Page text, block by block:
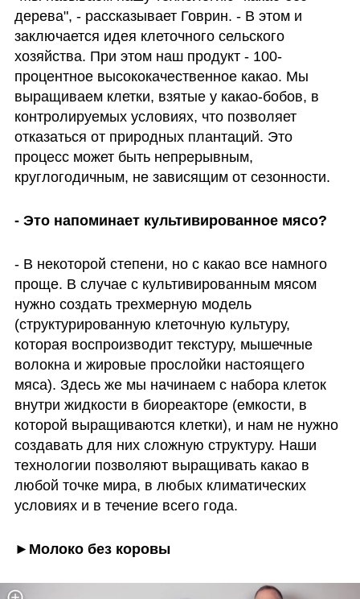
дерева", - рассказывает Говрин. - В этом и
заключается идея клеточного сельского
хозяйства. При этом наш продукт - 100-
процентное высококачественное какао. Мы
выращиваем клетки, взятые у какао-бобов, в
контролируемых условиях, что позволяет
отказаться от природных плантаций. Это
процесс может быть непрерывным,
круглогодичным, не зависящим от сезонности.
- Это напоминает культивированное мясо?
- В некоторой степени, но с какао все намного
проще. В случае с культивированным мясом
нужно создать трехмерную модель
(структурированную клеточную культуру,
которая воспроизводит текстуру, мышечные
волокна и жировые прослойки настоящего
мяса). Здесь же мы начинаем с набора клеток
внутри жидкости в биореакторе (емкости, в
которой выращиваются клетки), и нам не нужно
создавать для них сложную структуру. Наши
технологии позволяют выращивать какао в
любой точке мира, в любых климатических
условиях и в течение всего года.
►Молоко без коровы